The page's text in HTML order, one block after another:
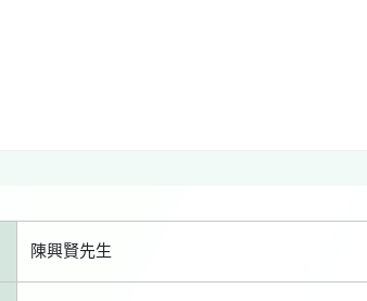
陳興賢先生